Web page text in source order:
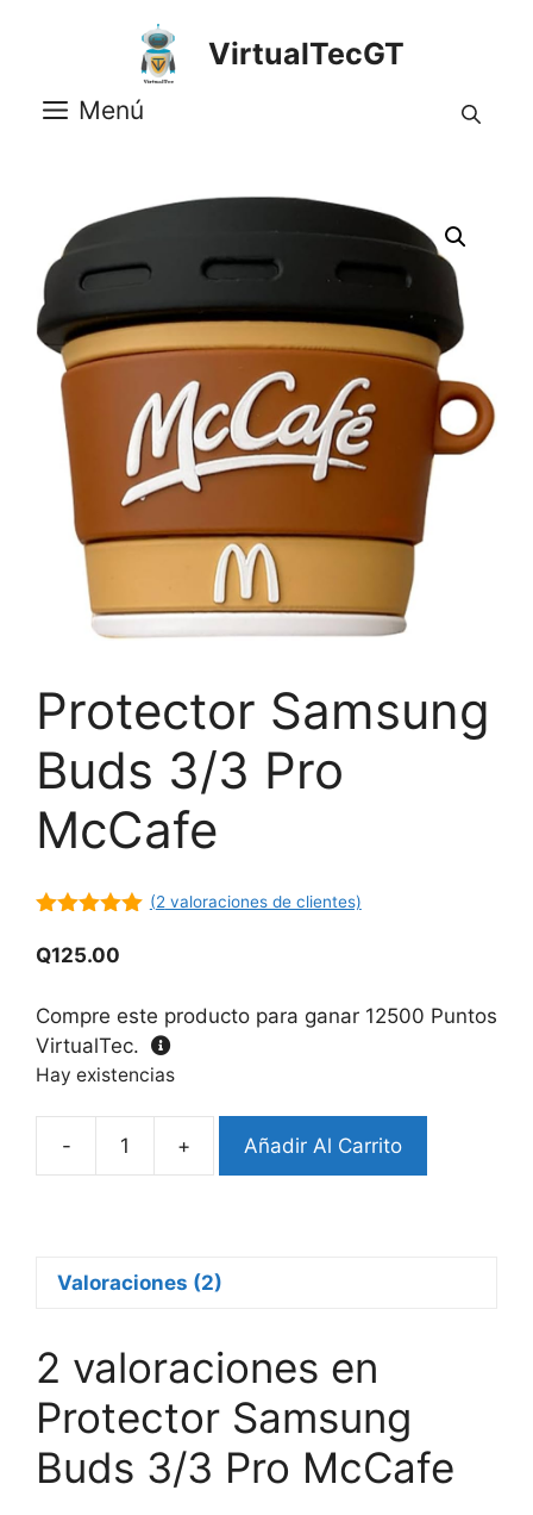
VirtualTecGT
Menú
Protector Samsung
Buds 3/3 Pro
McCafe
(2 valoraciones de clientes)
Q125.00
Compre este producto para ganar 12500 Puntos
VirtualTec.
Hay existencias
-
Protector
Pro
+ Añadir Al Carrito
Valoraciones (2)
2 valoraciones en
Protector Samsung
Buds 3/3 Pro McCafe